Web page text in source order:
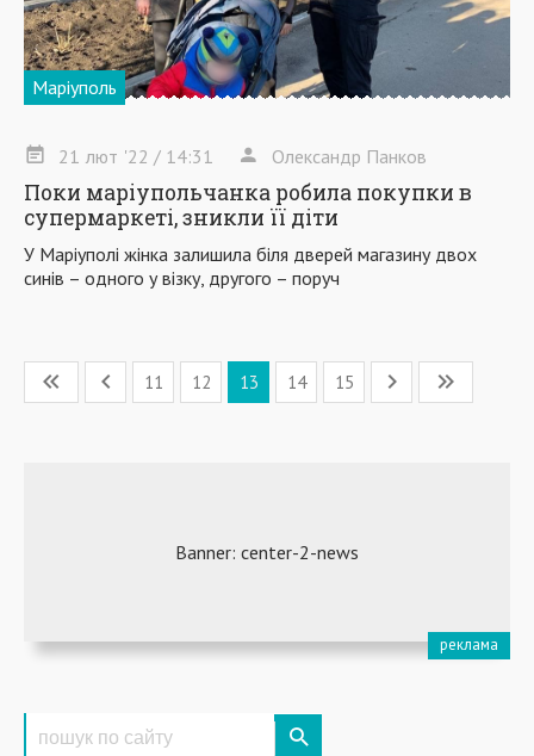
Маріуполь
21 лют '22 / 14:31 Олександр Панков
Поки маріупольчанка робила покупки в
cупермаркеті, зникли її діти
У Маріуполі жінка залишила біля дверей магазину двох
синів – одного у візку, другого – поруч
11 12 13 14 15